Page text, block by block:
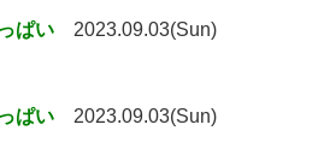
ぱい
2023.09.03(Sun)
ぱい
2023.09.03(Sun)